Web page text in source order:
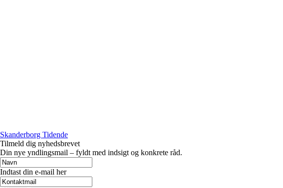
Skanderborg Tidende
Tilmeld dig nyhedsbrevet
Din nye yndlingsmail – fyldt med indsigt og konkrete råd.
Indtast din e-mail her